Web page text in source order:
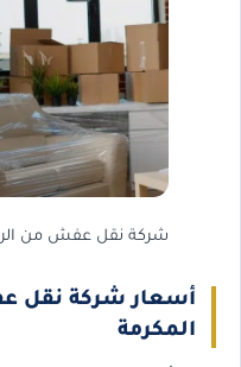
شركة نقل عفش من
أسعار شركة نقل
المكرمة